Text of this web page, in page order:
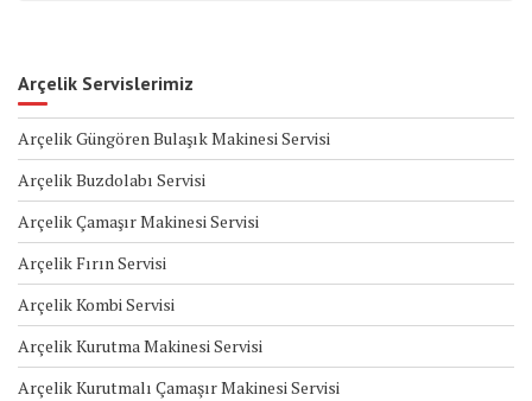
Arçelik Servislerimiz
Arçelik Güngören Bulaşık Makinesi Servisi
Arçelik Buzdolabı Servisi
Arçelik Çamaşır Makinesi Servisi
Arçelik Fırın Servisi
Arçelik Kombi Servisi
Arçelik Kurutma Makinesi Servisi
Arçelik Kurutmalı Çamaşır Makinesi Servisi